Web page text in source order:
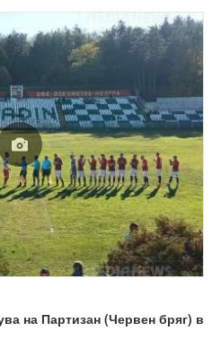
на Партизан (Червен бряг) в